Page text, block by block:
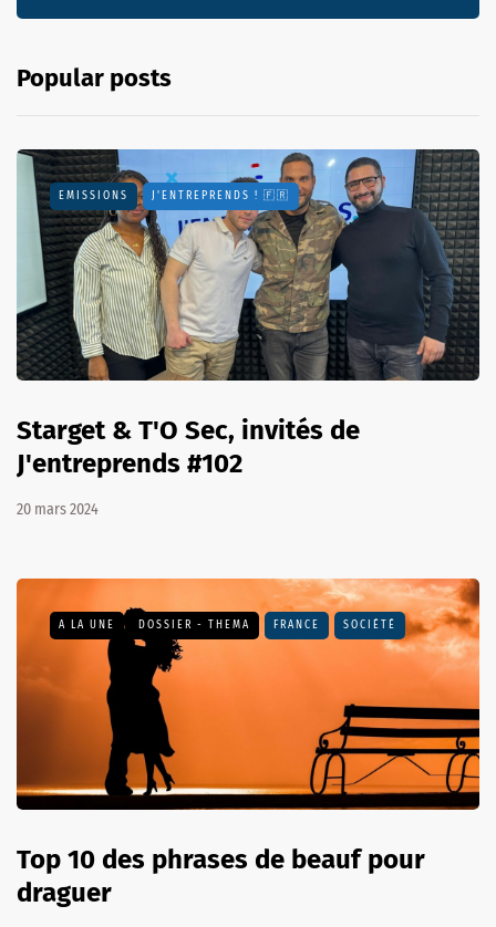
Popular posts
EMISSIONS J'ENTREPRENDS ! 🇫🇷
Starget & T'O Sec, invités de
J'entreprends #102
20 mars 2024
A LA UNE DOSSIER - THEMA FRANCE SOCIÉTÉ
Top 10 des phrases de beauf pour
draguer